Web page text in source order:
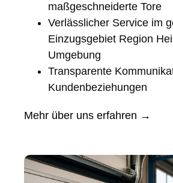
maßgeschneiderte Tore
Verlässlicher Service im
Einzugsgebiet Region
Umgebung
Transparente
Kundenbeziehungen
Mehr über uns erfahren →